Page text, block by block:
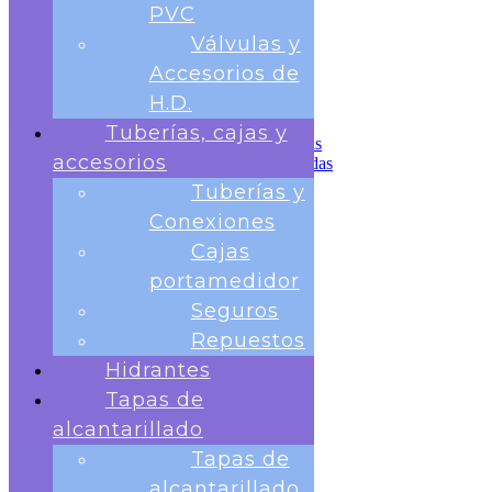
Tuberías, cajas y accesorios
Tuberías y Conexiones
Cajas portamedidor
Repuestos
Tapas de alcantarillado
Tapas de alcantarillado redondas
Tapas de Alcantarillado cuadradas
Rejillas para sumideros
Banco de Pruebas
Nosotros
Medidores
Medidor Chorro Único
Medidor Chorro Multiple
Medidor Volumétrico
PVC
Válvulas y
Accesorios de
H.D.
Tuberías, cajas y
accesorios
Tuberías y
Conexiones
Cajas
portamedidor
Seguros
Repuestos
Hidrantes
Tapas de
alcantarillado
Tapas de